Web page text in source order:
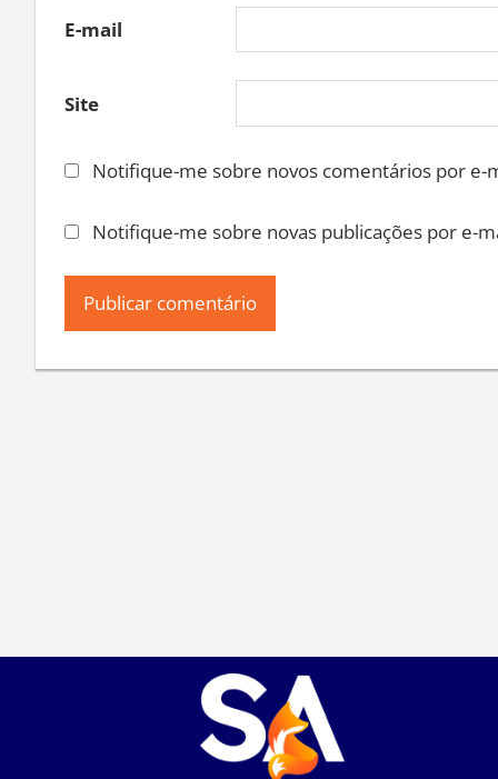
E-mail
Site
Notifique-me sobre novos comentários por e-
Notifique-me sobre novas publicações por e-